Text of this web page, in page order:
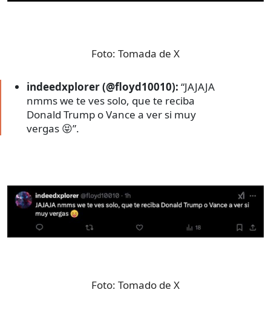
Foto: Tomada de X
indeedxplorer (@floyd10010): “JAJAJA
nmms we te ves solo, que te reciba
Donald Trump o Vance a ver si muy
vergas 😝”.
Foto: Tomado de X